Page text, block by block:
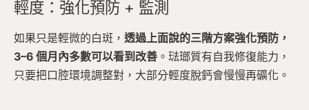
輕度：強化預防 + 監測
如果只是輕微的白斑， 透過上面說的三階方案強化預防，
3–6 個月內多數可以看到改善 。琺瑯質有自我修復能力，
只要把口腔環境調整對，大部分輕度脫鈣會慢慢再礦化。